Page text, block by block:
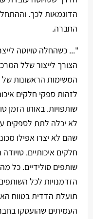
הדוגמאות לכך.
החברה.
"... כשהחלה טויוטה
הצורך לייצור שלל
המשימות הראשונות של
לזהות ספקי חלקים
שותפויות. באותו הזמן
לא יכלה לתת לספקים
שהם לא יצרו אפילו
חלקים איכותיים.
שותפים סולידיים. כל
הזדמנויות לכל
תועלת הדדית בטווח
העמיתים שהועסקו